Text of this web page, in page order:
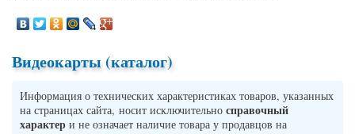
Видеокарты (каталог)
Информация о технических характеристиках товаров, указанных
на страницах сайта, носит исключительно справочный
характер и не означает наличие товара у продавцов на